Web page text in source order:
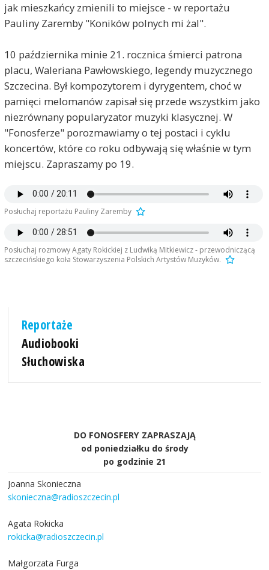
jak mieszkańcy zmienili to miejsce - w reportażu
Pauliny Zaremby "Koników polnych mi żal".
10 października minie 21. rocznica śmierci patrona
placu, Waleriana Pawłowskiego, legendy muzycznego
Szczecina. Był kompozytorem i dyrygentem, choć w
pamięci melomanów zapisał się przede wszystkim jako
niezrównany popularyzator muzyki klasycznej. W
"Fonosferze" porozmawiamy o tej postaci i cyklu
koncertów, które co roku odbywają się właśnie w tym
miejscu. Zapraszamy po 19.
Posłuchaj reportażu Pauliny Zaremby
Posłuchaj rozmowy Agaty Rokickiej z Ludwiką Mitkiewicz - przewodniczącą
szczecińskiego koła Stowarzyszenia Polskich Artystów Muzyków.
Reportaże
Audiobooki
Słuchowiska
DO FONOSFERY ZAPRASZAJĄ
od poniedziałku do środy
po godzinie 21
Joanna Skonieczna
skonieczna@radioszczecin.pl
Agata Rokicka
rokicka@radioszczecin.pl
Małgorzata Furga